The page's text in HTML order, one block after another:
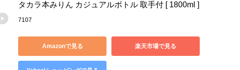
タカラ本みりん カジュアルボトル 取手付 [ 1800ml ]
7107
Amazonで見る 楽天市場で見る